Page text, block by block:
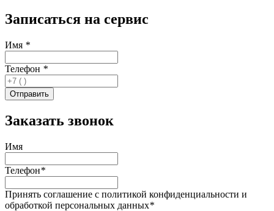
Записаться на сервис
Имя *
Телефон *
Заказать звонок
Имя
Телефон*
Принять соглашение с политикой конфиденциальности и
обработкой персональных данных*